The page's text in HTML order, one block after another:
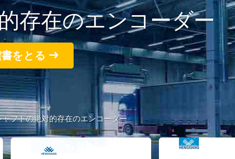
存在のエンコーダー
をとる
ャフトの絶対的存在のエンコーダー